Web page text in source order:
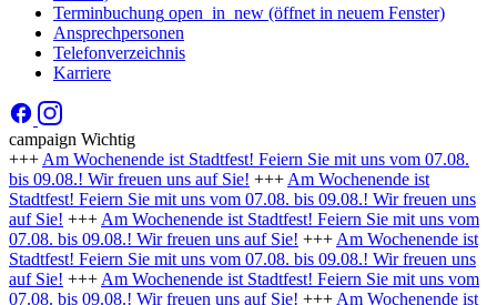
Terminbuchung open_in_new (öffnet in neuem Fenster)
Ansprechpersonen
Telefonverzeichnis
Karriere
campaign Wichtig
+++ Am Wochenende ist Stadtfest! Feiern Sie mit uns vom 07.08.
bis 09.08.! Wir freuen uns auf Sie! +++ Am Wochenende ist
Stadtfest! Feiern Sie mit uns vom 07.08. bis 09.08.! Wir freuen uns
auf Sie! +++ Am Wochenende ist Stadtfest! Feiern Sie mit uns vom
07.08. bis 09.08.! Wir freuen uns auf Sie! +++ Am Wochenende ist
Stadtfest! Feiern Sie mit uns vom 07.08. bis 09.08.! Wir freuen uns
auf Sie! +++ Am Wochenende ist Stadtfest! Feiern Sie mit uns vom
07.08. bis 09.08.! Wir freuen uns auf Sie! +++ Am Wochenende ist